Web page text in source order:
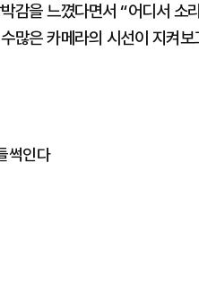
감을 느꼈다면서 “어디서 소
많은 카메라의 시선이 지켜
썩인다